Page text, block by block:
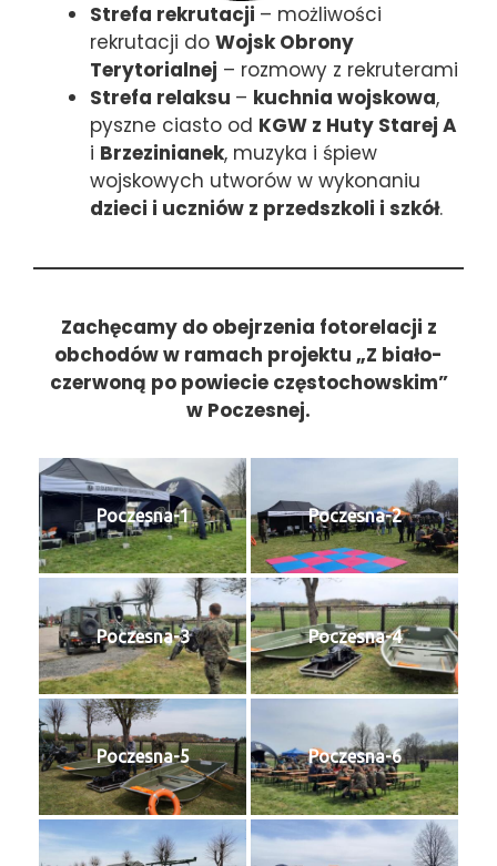
Strefa rekrutacji – możliwości
rekrutacji do Wojsk Obrony
Terytorialnej – rozmowy z rekruterami
Strefa relaksu – kuchnia wojskowa,
pyszne ciasto od KGW z Huty Starej A
i Brzezinianek, muzyka i śpiew
wojskowych utworów w wykonaniu
dzieci i uczniów z przedszkoli i szkół.
Zachęcamy do obejrzenia fotorelacji z
obchodów w ramach projektu „Z biało-
czerwoną po powiecie częstochowskim”
w Poczesnej.
Poczesna-1 Poczesna-2
Poczesna-3 Poczesna-4
Poczesna-5 Poczesna-6